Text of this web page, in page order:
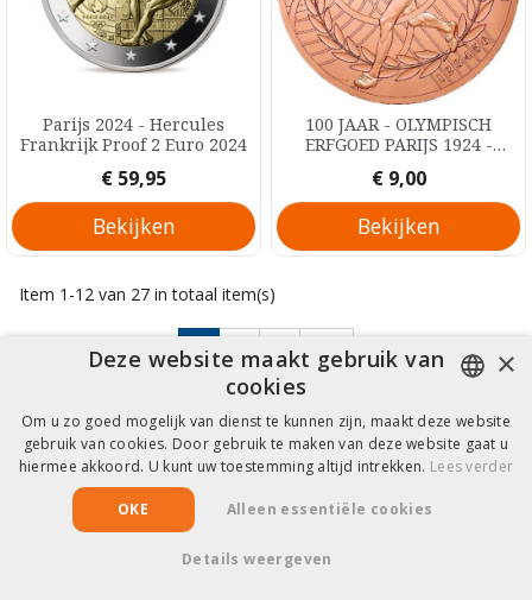
Parijs 2024 - Hercules
Frankrijk Proof 2 Euro 2024
Prijs
€ 59,95
Bekijken
100 JAAR - OLYMPISCH
ERFGOED PARIJS 1924 -
0,25 Euro 2024
Prijs
€ 9,00
Bekijken
Item 1-12 van 27 in totaal item(s)
1 2 3 Volgende

Terug naar boven
Hulp & Informatie
Copyright © 2026 EuroCollect
DUTCH
FRENCH
×
Deze website maakt gebruik van
cookies
Om u zo goed mogelijk van dienst te kunnen zijn, maakt deze website
gebruik van cookies. Door gebruik te maken van deze website gaat u
hiermee akkoord. U kunt uw toestemming altijd intrekken. Lees verder
OKE Alleen essentiële cookies
Details weergeven